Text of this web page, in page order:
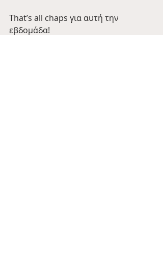
That’s all chaps για αυτή την
εβδομάδα!